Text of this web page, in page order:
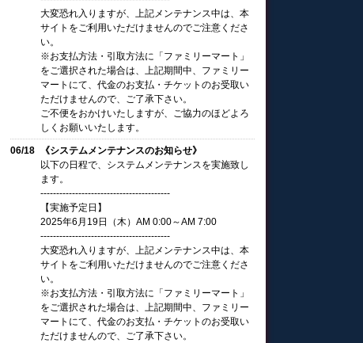
大変恐れ入りますが、上記メンテナンス中は、本
サイトをご利用いただけませんのでご注意くださ
い。
※お支払方法・引取方法に「ファミリーマート」
をご選択された場合は、上記期間中、ファミリー
マートにて、代金のお支払・チケットのお受取い
ただけませんので、ご了承下さい。
ご不便をおかけいたしますが、ご協力のほどよろ
しくお願いいたします。
06/18
《システムメンテナンスのお知らせ》
以下の日程で、システムメンテナンスを実施致し
ます。
-----------------------------------------
【実施予定日】
2025年6月19日（木）AM 0:00～AM 7:00
-----------------------------------------
大変恐れ入りますが、上記メンテナンス中は、本
サイトをご利用いただけませんのでご注意くださ
い。
※お支払方法・引取方法に「ファミリーマート」
をご選択された場合は、上記期間中、ファミリー
マートにて、代金のお支払・チケットのお受取い
ただけませんので、ご了承下さい。